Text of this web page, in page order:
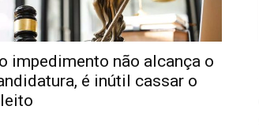
impedimento não alcança o
é inútil cassar o